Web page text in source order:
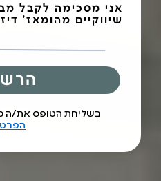
אני מסכימה לקבל
שיווקיים מהומאז'
בשליחת הטופס את/